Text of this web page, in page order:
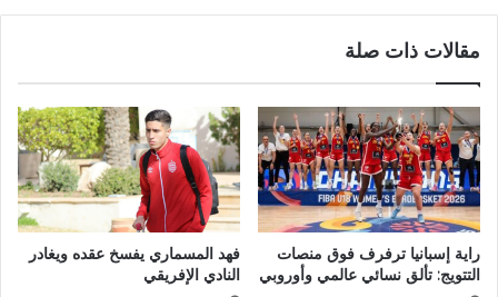
مقالات ذات صلة
راية إسبانيا ترفرف فوق منصات
التتويج: تألق نسائي عالمي وأوروبي
فهد المسماري يفسخ عقده ويغادر
النادي الإفريقي